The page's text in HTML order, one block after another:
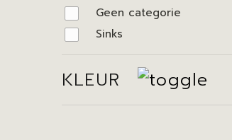
Geen categorie
Sinks
KLEUR